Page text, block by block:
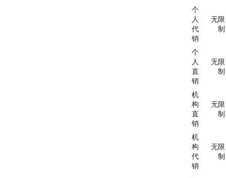
个
人
代
销
无限
制
个
人
直
销
无限
制
机
构
直
销
无限
制
机
构
代
销
无限
制